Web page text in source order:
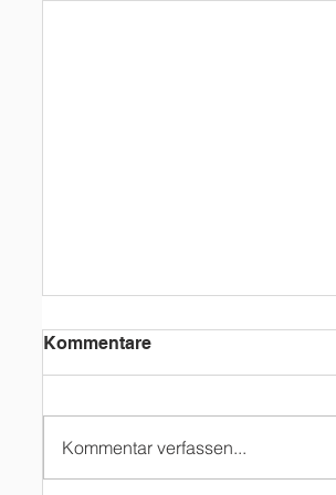
FEIF Youth Cup 2026
Kommentare
Kommentar verfassen...